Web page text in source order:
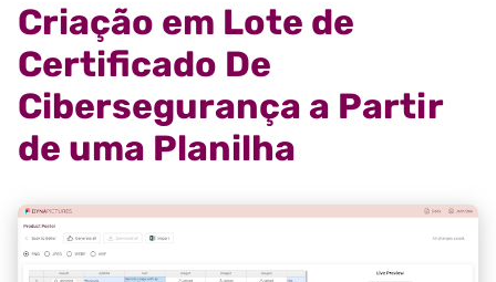
Criação em Lote de
Certificado De
Cibersegurança a Partir
de uma Planilha